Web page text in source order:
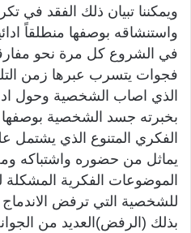
ويمكننا تبيان ذلك الفقد في
واستنشاقه بوصفها منطلقاً
في الشروع كل مرة نحو
فجوات يتسرب عبرها زمن
الذي اصاب الشخصية وحول
بخبرته جسد الشخصية بوصفها
الفكري المتنوع الذي يشتمل
يماثل من حضوره واشتباكه
الموضوعات الفكرية المشكلة
للشخصية التي ترفض
بذلك (الرفض)العديد من